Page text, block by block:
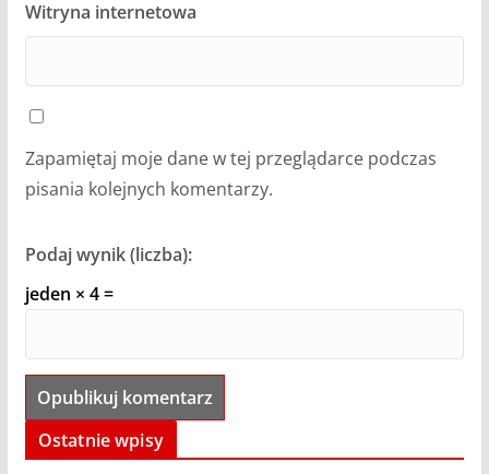
Witryna internetowa
Zapamiętaj moje dane w tej przeglądarce podczas
pisania kolejnych komentarzy.
Podaj wynik (liczba):
jeden × 4 =
Ostatnie wpisy